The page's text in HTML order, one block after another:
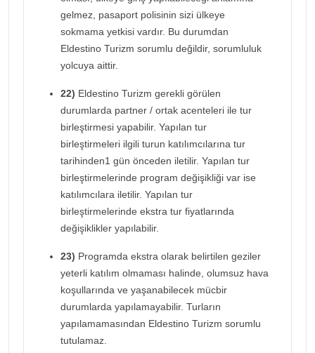
gelmez, pasaport polisinin sizi ülkeye
sokmama yetkisi vardır. Bu durumdan
Eldestino Turizm sorumlu değildir, sorumluluk
yolcuya aittir.
22) Eldestino Turizm gerekli görülen
durumlarda partner / ortak acenteleri ile tur
birleştirmesi yapabilir. Yapılan tur
birleştirmeleri ilgili turun katılımcılarına tur
tarihinden1 gün önceden iletilir. Yapılan tur
birleştirmelerinde program değişikliği var ise
katılımcılara iletilir. Yapılan tur
birleştirmelerinde ekstra tur fiyatlarında
değişiklikler yapılabilir.
23) Programda ekstra olarak belirtilen geziler
yeterli katılım olmaması halinde, olumsuz hava
koşullarında ve yaşanabilecek mücbir
durumlarda yapılamayabilir. Turların
yapılamamasından Eldestino Turizm sorumlu
tutulamaz.